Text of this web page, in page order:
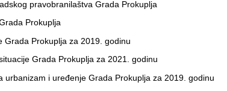
pravobranilaštva Grada Prokuplja
Prokuplja
Grada Prokuplja za 2019. godinu
Grada Prokuplja za 2021. godinu
urbanizam i uređenje Grada Prokuplja za 2019. godinu